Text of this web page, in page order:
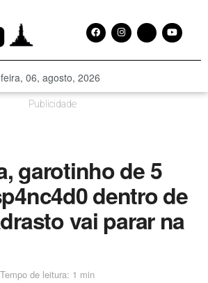
06, agosto, 2026
Publicidade
garotinho de 5
dentro de
vai parar na
Tempo de leitura: 1 min